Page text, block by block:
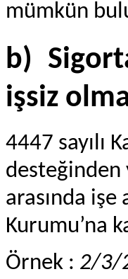
mümkün
b)
işsiz
4447 sayılı
arasında
Kurumu’na
Örnek : 2/3/